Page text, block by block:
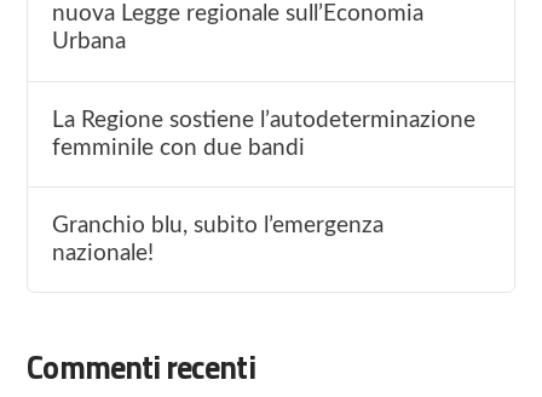
nuova Legge regionale sull’Economia
Urbana
La Regione sostiene l’autodeterminazione
femminile con due bandi
Granchio blu, subito l’emergenza
nazionale!
Commenti recenti